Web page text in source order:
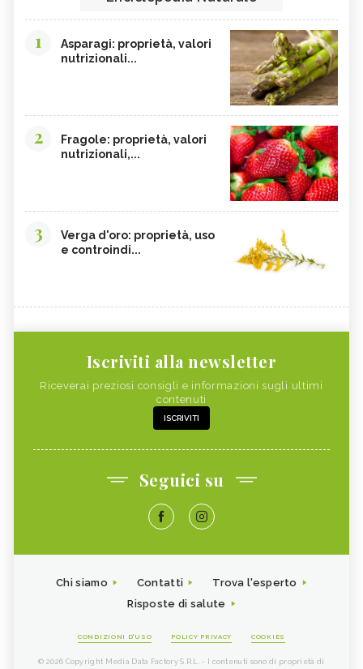
1
Asparagi: proprietà, valori
nutrizionali...
2
Fragole: proprietà, valori
nutrizionali,...
3
Verga d'oro: proprietà, uso
e controindi...
Iscriviti alla newsletter
Riceverai preziosi consigli e informazioni sugli ultimi
contenuti
ISCRIVITI
Seguici su
Chi siamo Contatti
Trova l'esperto
Risposte di salute
CONDIZIONI D'USO POLICY PRIVACY COOKIES
© 2026 Copyright Media Data Factory S.R.L. - I contenuti sono di proprietà di